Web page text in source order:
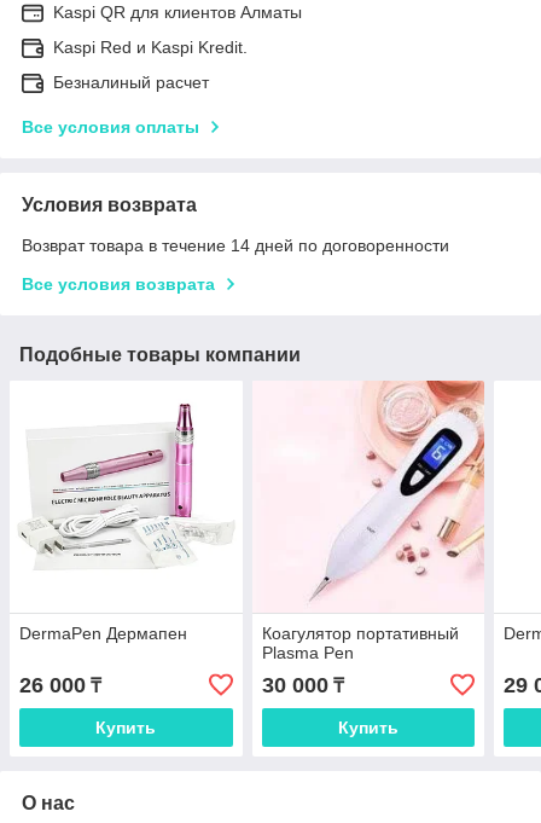
Kaspi QR для клиентов Алматы
Kaspi Red и Kaspi Kredit.
Безналиный расчет
Все условия оплаты
Условия возврата
Возврат товара в течение 14 дней по договоренности
Все условия возврата
Подобные товары компании
DermaPen Дермапен
26 000 ₸
Купить
Коагулятор портативный
Plasma Pen
30 000₸
Купить
29
О нас